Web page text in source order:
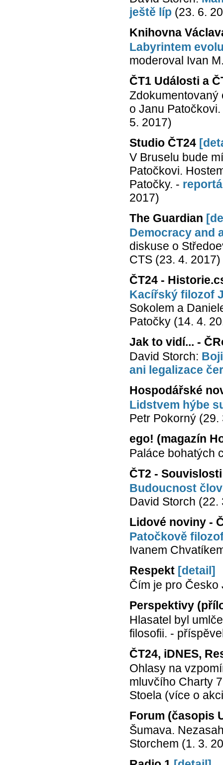
ještě líp (23. 6.
Knihovna
Labyrintem
moderoval Ivan
ČT1 Události a
Zdokumentovaný
o Janu
5. 2017)
Studio ČT24
V Bruselu bude
Patočkovi.
Patočky. -
2017)
The Guardian
Democracy and
diskuse o
CTS (23. 4. 2017)
ČT24 -
Kacířský filozof
Sokolem a
Patočky (14. 4.
Jak to vidí... -
David Storch:
ani legalizace
Hospodářské
Lidstvem hýbe
Petr Pokorný (29.
ego! (magazín
Paláce bohatých
ČT2 -
Budoucnost
David Storch (22.
Lidové noviny -
Patočkově
Ivanem
Respekt [detail]
Čím je pro Česko
Perspektivy
Hlasatel byl
filosofii. -
ČT24, iDNES,
Ohlasy na
mluvčího Charty
Stoela (více o
Forum (časopis
Šumava.
Storchem (1. 3.